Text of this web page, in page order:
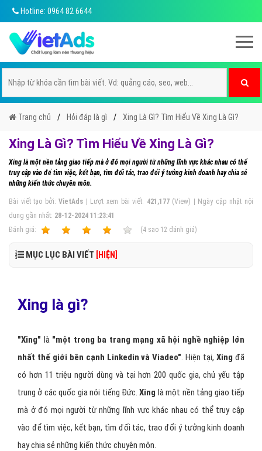
Hotline: 0964 82 6644
Trang chủ Hỏi đáp là gì Xing Là Gì? Tìm Hiểu Về Xing Là Gì?
Xing Là Gì? Tìm Hiểu Về Xing Là Gì?
Xing là một nền tảng giao tiếp mà ở đó mọi người từ những lĩnh vực khác nhau có thể
truy cập vào để tìm việc, kết bạn, tìm đối tác, trao đổi ý tưởng kinh doanh hay chia sẻ
những kiến thức chuyên môn.
Bài viết tạo bởi:VietAds | Lượt xem bài viết: 421,177(View) | Ngày cập nhật nội
dung gần nhất: 28-12-2024 11:23:41
Ðánh giá:
(4 sao 12 đánh giá)
MỤC LỤC BÀI VIẾT [HIỆN]
Xing là gì?
"Xing" là "một trong ba trang mạng xã hội nghề nghiệp lớn
nhất thế giới bên cạnh Linkedin và Viadeo". Hiện tại, Xing đã
có hơn 11 triệu người dùng và tại hơn 200 quốc gia, chủ yếu tập
trung ở các quốc gia nói tiếng Đức. Xing là một nền tảng giao tiếp
mà ở đó mọi người từ những lĩnh vực khác nhau có thể truy cập
vào để tìm việc, kết bạn, tìm đối tác, trao đổi ý tưởng kinh doanh
hay chia sẻ những kiến thức chuyên môn.